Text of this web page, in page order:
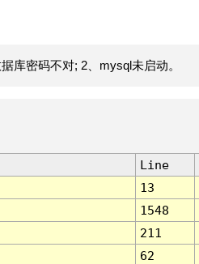
库密码不对; 2、mysql未启动。
Line
13
1548
211
62